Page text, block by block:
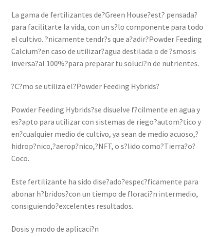
La gama de fertilizantes de?Green House?est? pensada?
para facilitarte la vida, con un s?lo componente para todo
el cultivo. ?nicamente tendr?s que a?adir?Powder Feeding
Calcium?en caso de utilizar?agua destilada o de ?smosis
inversa?al 100%?para preparar tu soluci?n de nutrientes.
?C?mo se utiliza el?Powder Feeding Hybrids?
Powder Feeding Hybrids?se disuelve f?cilmente en agua y
es?apto para utilizar con sistemas de riego?autom?tico y
en?cualquier medio de cultivo, ya sean de medio acuoso,?
hidrop?nico,?aerop?nico,?NFT, o s?lido como?Tierra?o?
Coco.
Este fertilizante ha sido dise?ado?espec?ficamente para
abonar h?bridos?con un tiempo de floraci?n intermedio,
consiguiendo?excelentes resultados.
Dosis y modo de aplicaci?n